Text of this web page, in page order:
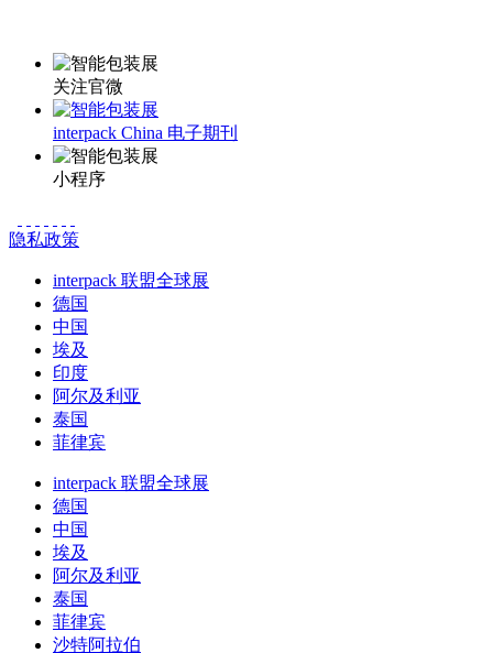
关注官微
interpack China 电子期刊
小程序
隐私政策
interpack 联盟全球展
德国
中国
埃及
印度
阿尔及利亚
泰国
菲律宾
interpack 联盟全球展
德国
中国
埃及
阿尔及利亚
泰国
菲律宾
沙特阿拉伯